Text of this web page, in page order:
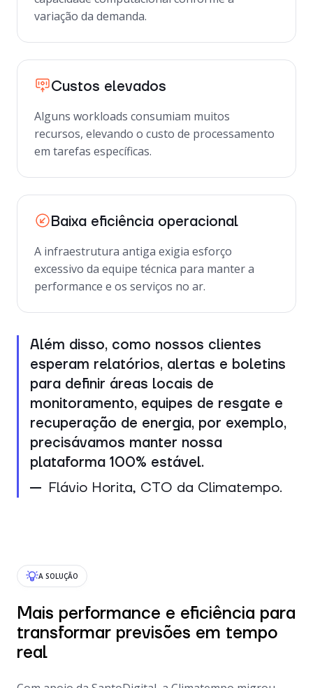
variação da demanda.
Custos elevados
Alguns workloads consumiam muitos
recursos, elevando o custo de processamento
em tarefas específicas.
Baixa eficiência operacional
A infraestrutura antiga exigia esforço
excessivo da equipe técnica para manter a
performance e os serviços no ar.
Além disso, como nossos clientes
esperam relatórios, alertas e boletins
para definir áreas locais de
monitoramento, equipes de resgate e
recuperação de energia, por exemplo,
precisávamos manter nossa
plataforma 100% estável.
Flávio Horita, CTO da Climatempo.
A SOLUÇÃO
Mais performance e eficiência para
transformar previsões em tempo
real